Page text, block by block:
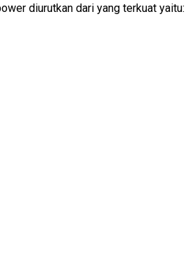
diurutkan dari yang terkuat yaitu: